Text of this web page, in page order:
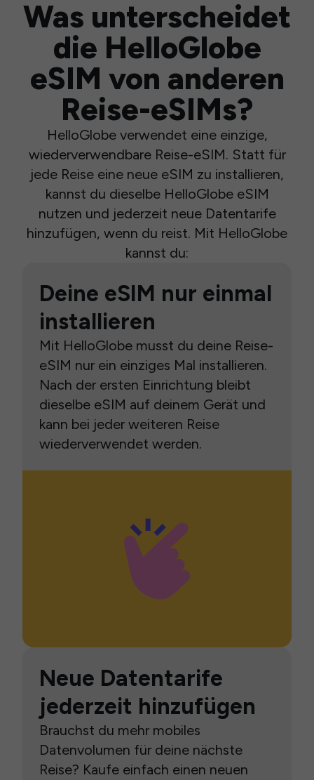
Was unterscheidet
die HelloGlobe
eSIM von anderen
Reise-eSIMs?
HelloGlobe verwendet eine einzige,
wiederverwendbare Reise-eSIM. Statt für
jede Reise eine neue eSIM zu installieren,
kannst du dieselbe HelloGlobe eSIM
nutzen und jederzeit neue Datentarife
hinzufügen, wenn du reist. Mit HelloGlobe
kannst du:
Deine eSIM nur einmal
installieren
Mit HelloGlobe musst du deine Reise-
eSIM nur ein einziges Mal installieren.
Nach der ersten Einrichtung bleibt
dieselbe eSIM auf deinem Gerät und
kann bei jeder weiteren Reise
wiederverwendet werden.
Neue Datentarife
jederzeit hinzufügen
Brauchst du mehr mobiles
Datenvolumen für deine nächste
Reise? Kaufe einfach einen neuen